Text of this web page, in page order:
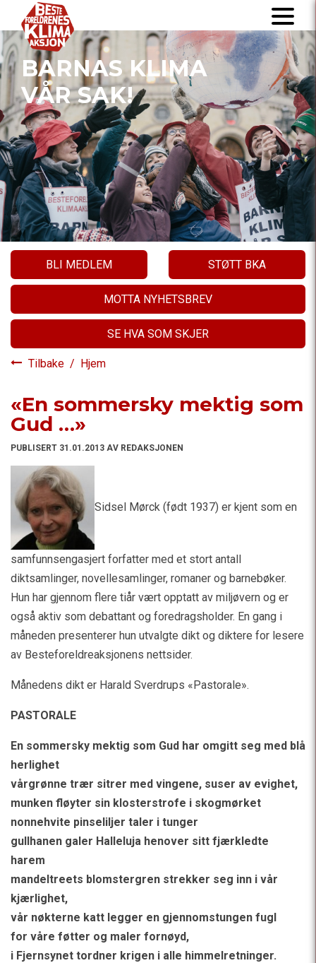
BARNAS KLIMA
VÅR SAK!
BLI MEDLEM STØTT BKA
MOTTA NYHETSBREV
SE HVA SOM SKJER
Tilbake / Hjem
«En sommersky mektig som
Gud …»
PUBLISERT 31.01.2013 AV REDAKSJONEN
Sidsel Mørck (født 1937) er kjent som en
samfunnsengasjert forfatter med et stort antall
diktsamlinger, novellesamlinger, romaner og barnebøker.
Hun har gjennom flere tiår vært opptatt av miljøvern og er
også aktiv som debattant og foredragsholder. En gang i
måneden presenterer hun utvalgte dikt og diktere for lesere
av Besteforeldreaksjonens nettsider.
Månedens dikt er Harald Sverdrups «Pastorale».
PASTORALE
En sommersky mektig som Gud har omgitt seg med blå
herlighet
vårgrønne trær sitrer med vingene, suser av evighet,
munken fløyter sin klosterstrofe i skogmørket
nonnehvite pinseliljer taler i tunger
gullhanen galer Halleluja henover sitt fjærkledte
harem
mandeltreets blomstergren strekker seg inn i vår
kjærlighet,
vår nøkterne katt legger en gjennomstungen fugl
for våre føtter og maler fornøyd,
i Fjernsynet tordner krigen i alle himmelretninger.